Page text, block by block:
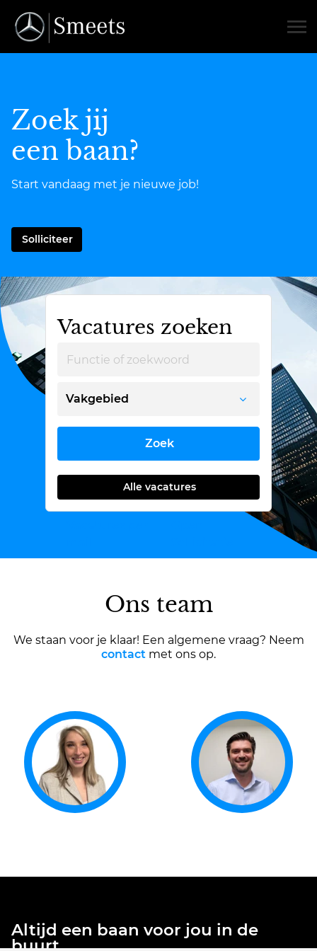
Zoek jij
een baan?
Start vandaag met je nieuwe job!
Solliciteer
Vacatures zoeken
Vakgebied
Zoek
Alle vacatures
Ons team
We staan voor je klaar! Een algemene vraag? Neem
contact met ons op.
Altijd een baan voor jou in de
buurt.